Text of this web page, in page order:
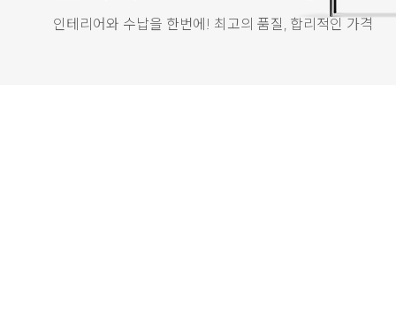
인테리어와 수납을 한번에! 최고의 품질, 합리적인 가격